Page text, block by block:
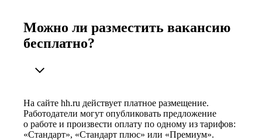
Можно ли разместить вакансию
бесплатно?
На сайте hh.ru действует платное размещение.
Работодатели могут опубликовать предложение
о работе и произвести оплату по одному из тарифов:
«Стандарт», «Стандарт плюс» или «Премиум».